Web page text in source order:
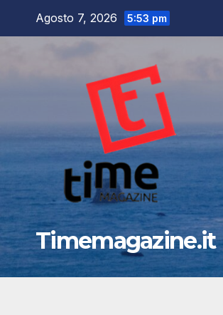
Agosto 7, 2026 5:53 pm
Timemagazine.it